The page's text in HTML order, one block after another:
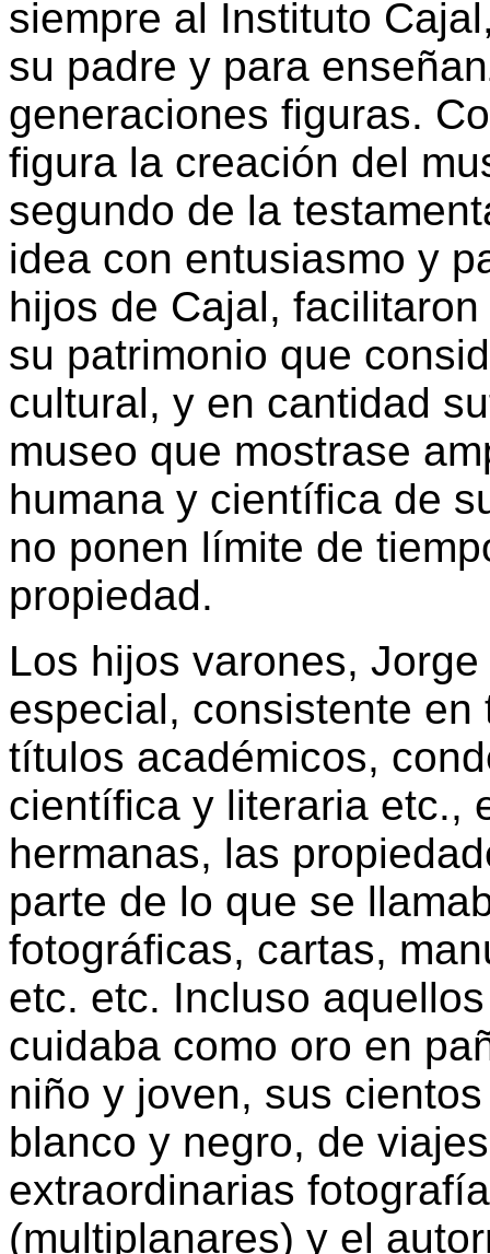
siempre al Instituto
su padre y para
generaciones figuras.
figura la creación del
segundo de la
idea con entusiasmo y
hijos de Cajal,
su patrimonio que
cultural, y en cantidad
museo que mostrase
humana y científica de
no ponen límite de
propiedad.
Los hijos varones,
especial, consistente
títulos académicos,
científica y literaria etc.,
hermanas, las
parte de lo que se
fotográficas, cartas,
etc. etc. Incluso
cuidaba como oro en
niño y joven, sus
blanco y negro, de
extraordinarias
(multiplanares) y el